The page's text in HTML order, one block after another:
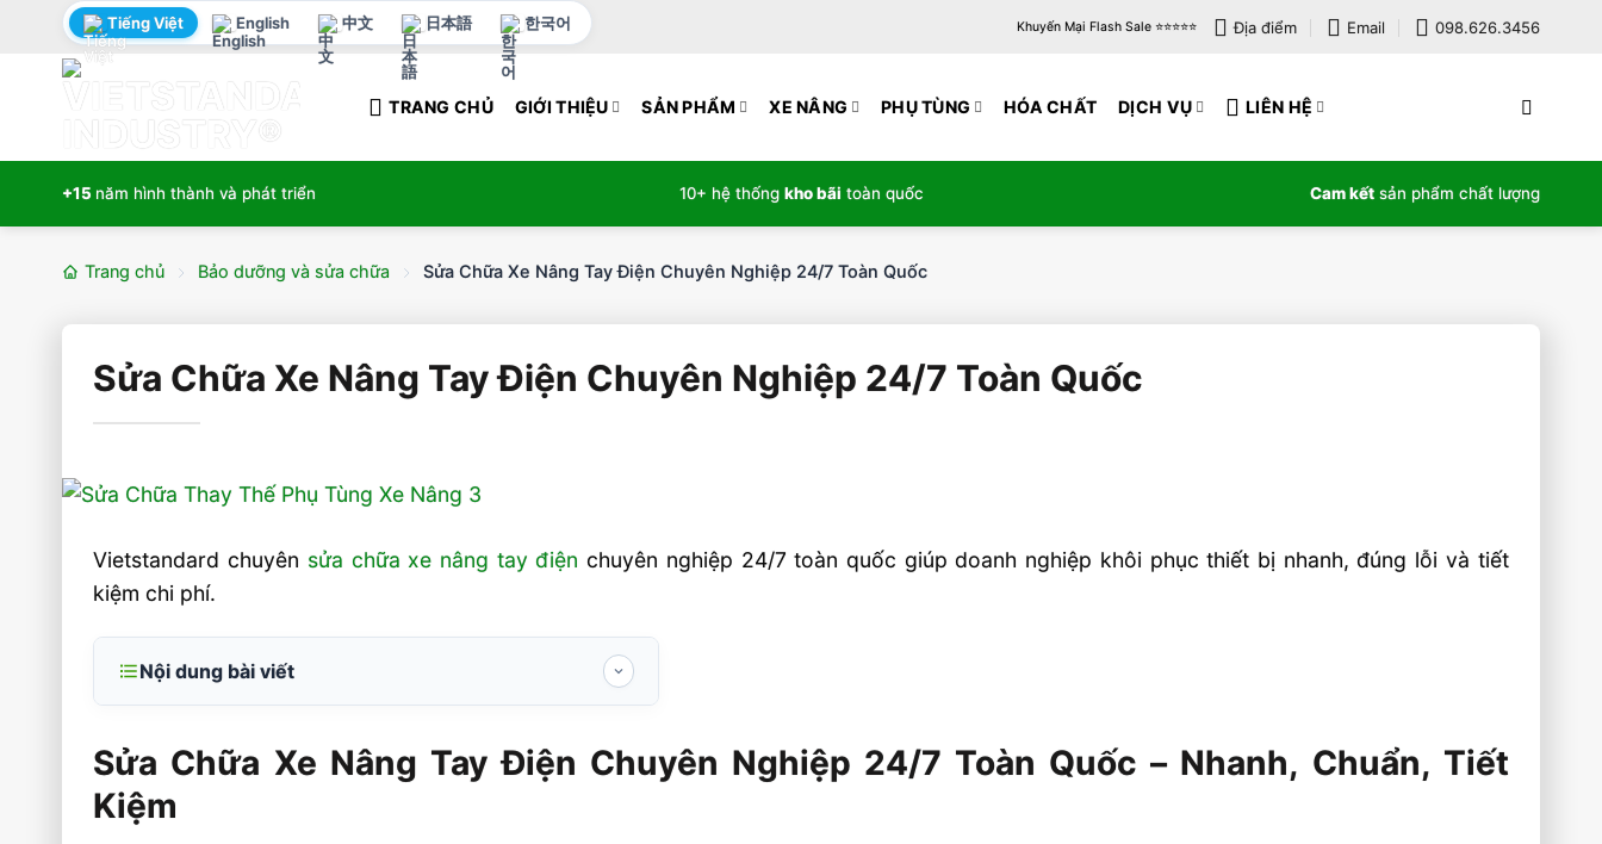
Tiếng Việt English 中文 日本語 한국어 Khuyến Mại Flash Sale ⭐️⭐️⭐️⭐️⭐️ Địa điểm Email 098.626.3456
TRANG CHỦ GIỚI THIỆU SẢN PHẨM XE NÂNG PHỤ TÙNG HÓA CHẤT DỊCH VỤ LIÊN HỆ
+15 năm hình thành và phát triển 10+ hệ thống kho bãi toàn quốc Cam kết sản phẩm chất lượng
Trang chủ Bảo dưỡng và sửa chữa Sửa Chữa Xe Nâng Tay Điện Chuyên Nghiệp 24/7 Toàn Quốc
Sửa Chữa Xe Nâng Tay Điện Chuyên Nghiệp 24/7 Toàn Quốc
Vietstandard chuyên sửa chữa xe nâng tay điện chuyên nghiệp 24/7 toàn quốc giúp doanh nghiệp khôi phục thiết bị nhanh, đúng lỗi và tiết
kiệm chi phí.
Nội dung bài viết
Toàn Quốc – Nhanh, Chuẩn, Tiết Kiệm
Khi nào xe nâng tay điện cần sửa chữa ngay?
Sửa Chữa Xe Nâng Tay Điện Chuyên Nghiệp 24/7 Toàn Quốc – Nhanh, Chuẩn, Tiết
Kiệm